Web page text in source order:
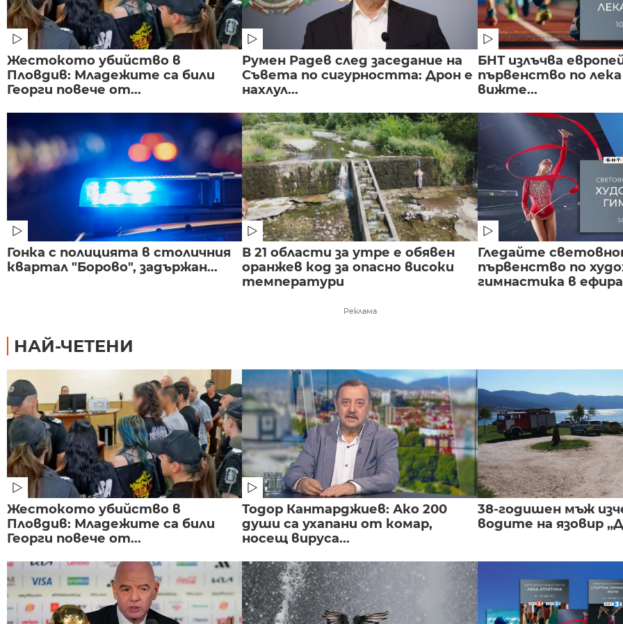
Жестокото убийство в
Пловдив: Младежите са били
Георги повече от...
Румен Радев след заседание на
Съвета по сигурността: Дрон е
нахлул...
БНТ излъчва
първенство по
вижте...
Гонка с полицията в столичния
квартал "Борово", задържан...
В 21 области за утре е обявен
оранжев код за опасно високи
температури
Гледайте
първенство по
гимнастика в
Реклама
НАЙ-ЧЕТЕНИ
Жестокото убийство в
Пловдив: Младежите са били
Георги повече от...
Тодор Кантарджиев: Ако 200
души са ухапани от комар,
носещ вируса...
38-годишен мъж
водите на язовир